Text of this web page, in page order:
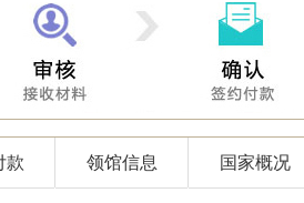
款 领馆信息 国家概况